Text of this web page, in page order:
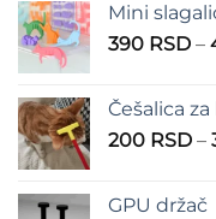
Mini
390 RSD –
Češalica
200 RSD –
GPU držač